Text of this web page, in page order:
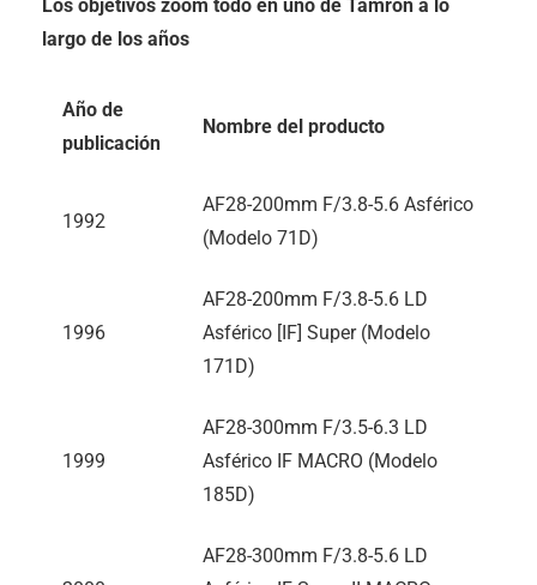
Los objetivos zoom todo en uno de Tamron a lo
largo de los años
Año de
publicación
Nombre del producto
1992
AF28-200mm F/3.8-5.6 Asférico
(Modelo 71D)
1996
AF28-200mm F/3.8-5.6 LD
Asférico [IF] Super (Modelo
171D)
1999
AF28-300mm F/3.5-6.3 LD
Asférico IF MACRO (Modelo
185D)
AF28-300mm F/3.8-5.6 LD